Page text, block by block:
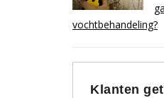
vochtbehandeling?
Klanten